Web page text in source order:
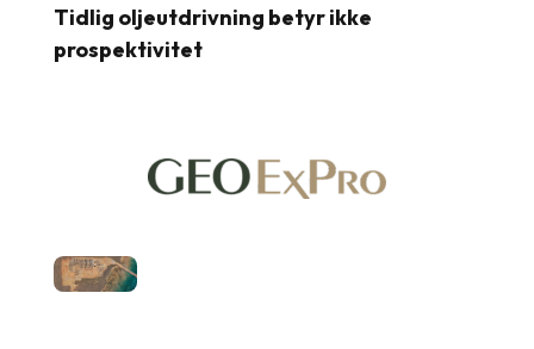
Tidlig oljeutdrivning betyr ikke
prospektivitet